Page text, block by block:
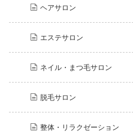
ヘアサロン
エステサロン
ネイル・まつ毛サロン
脱毛サロン
整体・リラクゼーション